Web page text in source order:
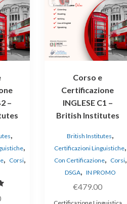
–
,
,
, Corsi,
Corso e
Certificazione
INGLESE C1 –
British Institutes
British Institutes,
Certificazioni Linguistiche,
Con Certificazione, Corsi,
DSGA, IN PROMO
€479.00